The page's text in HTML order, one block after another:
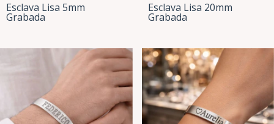
Esclava Lisa 5mm
Grabada
Esclava Lisa 20mm
Grabada